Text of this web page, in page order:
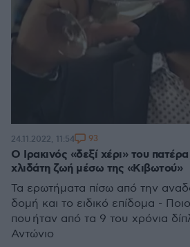
Ο Ιρακινός «δεξί χέρι» του
χλιδάτη ζωή μέσω της «Κιβωτού»
Τα ερωτήματα πίσω από την
δομή και το ειδικό επίδομα -
που ήταν από τα 9 του χρόνια
Αντώνιο
24.11.2022, 11:54 93